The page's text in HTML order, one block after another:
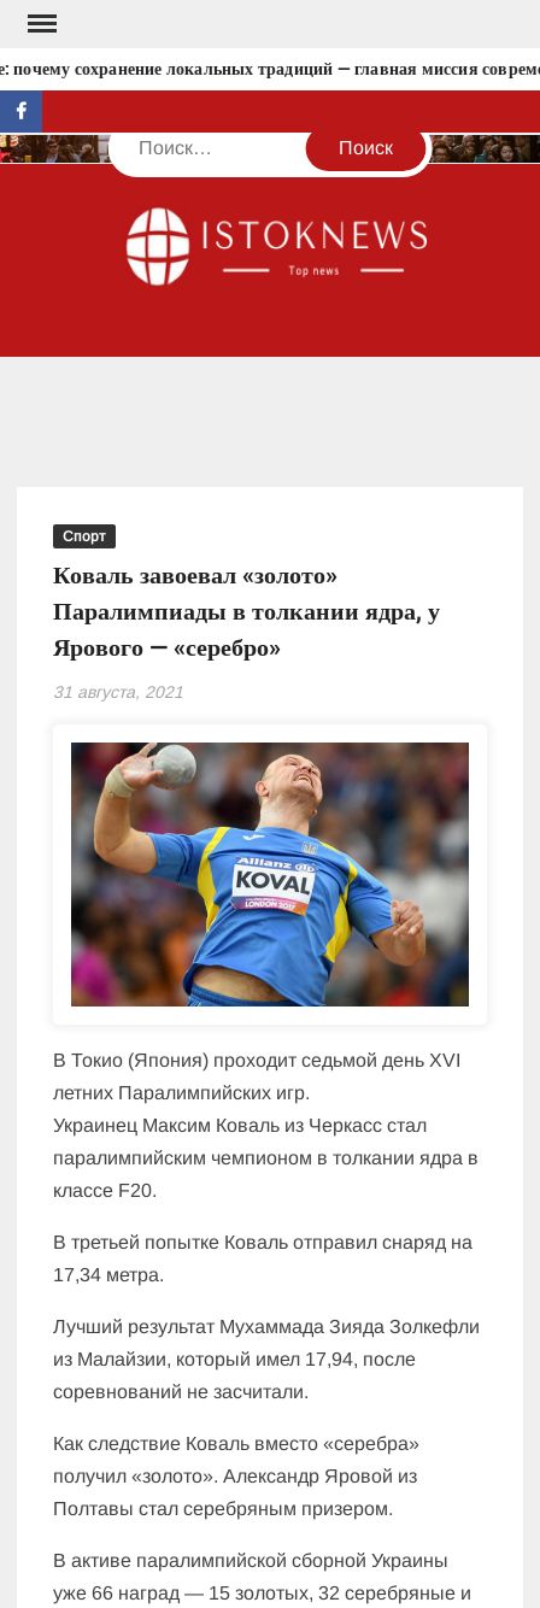
Перейти
содержимомусохранение локальных традиций — главная миссия
facebook
Поиск
Спорт
Коваль завоевал «золото»
Паралимпиады в толкании ядра, у
Ярового — «серебро»
31 августа, 2021
В Токио (Япония) проходит седьмой день XVI
летних Паралимпийских игр.
Украинец Максим Коваль из Черкасс стал
паралимпийским чемпионом в толкании ядра в
классе F20.
В третьей попытке Коваль отправил снаряд на
17,34 метра.
Лучший результат Мухаммада Зияда Золкефли
из Малайзии, который имел 17,94, после
соревнований не засчитали.
Как следствие Коваль вместо «серебра»
получил «золото». Александр Яровой из
Полтавы стал серебряным призером.
В активе паралимпийской сборной Украины
уже 66 наград — 15 золотых, 32 серебряные и